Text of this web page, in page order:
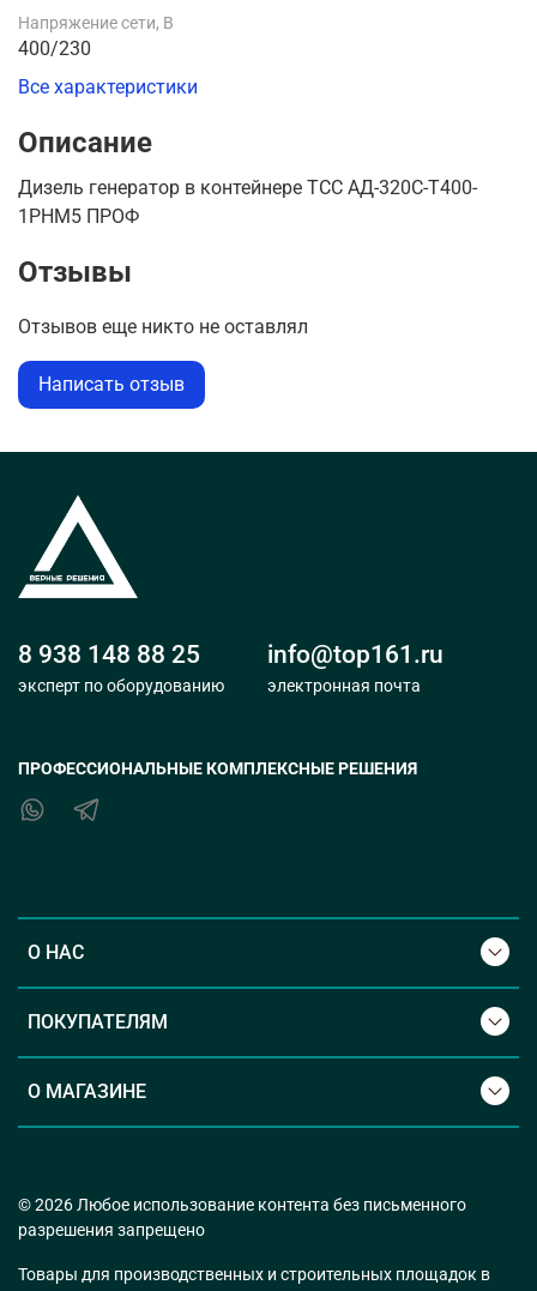
Напряжение сети, В
400/230
Все характеристики
Описание
Дизель генератор в контейнере ТСС АД-320С-Т400-
1РНМ5 ПРОФ
Отзывы
Отзывов еще никто не оставлял
Написать отзыв
О НАС
ПОКУПАТЕЛЯМ
О МАГАЗИНЕ
8 938 148 88 25
эксперт по оборудованию
info@top161.ru
электронная почта
ПРОФЕССИОНАЛЬНЫЕ КОМПЛЕКСНЫЕ РЕШЕНИЯ
© 2026 Любое использование контента без письменного
разрешения запрещено
Товары для производственных и строительных площадок в